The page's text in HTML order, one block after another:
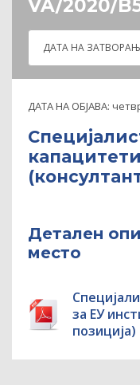
VA/2020/
ДАТА НА
ДАТА НА ОБЈАВА:
Детален
место
за ЕУ
позициja)